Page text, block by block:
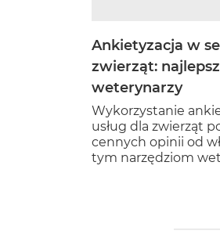
Ankietyzacja w
zwierząt:
weterynarzy
Wykorzystanie
usług dla zwierząt
cennych opinii od
tym narzędziom